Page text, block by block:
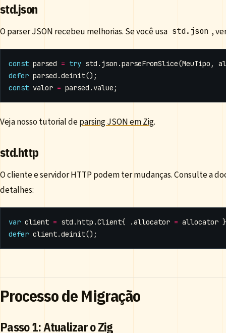
std.json
O parser JSON recebeu melhorias. Se você usa std.json ,
const parsed = try std . json .parseFromSlice(MeuTipo ,
defer parsed .deinit();
const valor = parsed . value ;
Veja nosso tutorial deparsing JSON em Zig.
std.http
O cliente e servidor HTTP podem ter mudanças. Consulte a
detalhes:
var client = std .http .Client{ .allocator = allocator
defer client.deinit();
Processo de Migração
Passo 1: Atualizar o Zig